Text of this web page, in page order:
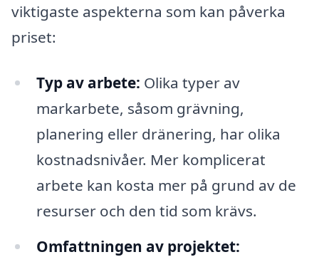
viktigaste aspekterna som kan påverka
priset:
Typ av arbete: Olika typer av
markarbete, såsom grävning,
planering eller dränering, har olika
kostnadsnivåer. Mer komplicerat
arbete kan kosta mer på grund av de
resurser och den tid som krävs.
Omfattningen av projektet: